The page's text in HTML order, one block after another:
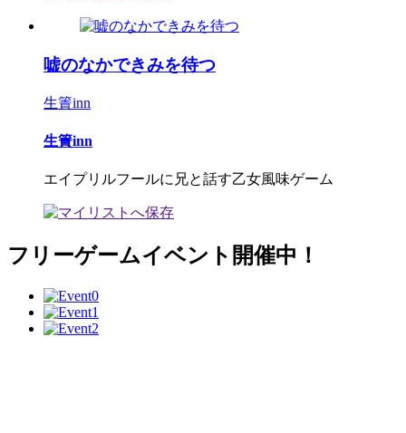
嘘のなかできみを待つ
生簀inn
生簀inn
エイプリルフールに兄と話す乙女風味ゲーム
フリーゲームイベント開催中！